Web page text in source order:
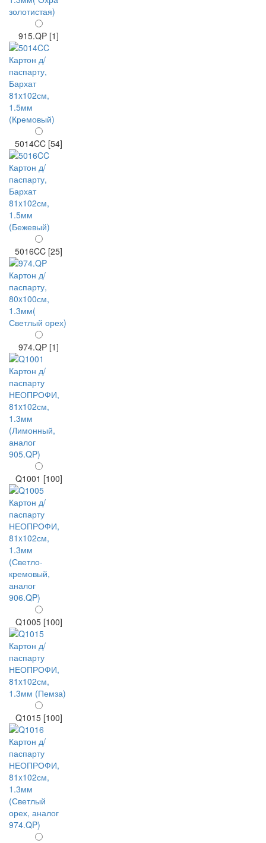
915.QP [1]
5014CC [54]
5016CC [25]
974.QP [1]
Q1001 [100]
Q1005 [100]
Q1015 [100]